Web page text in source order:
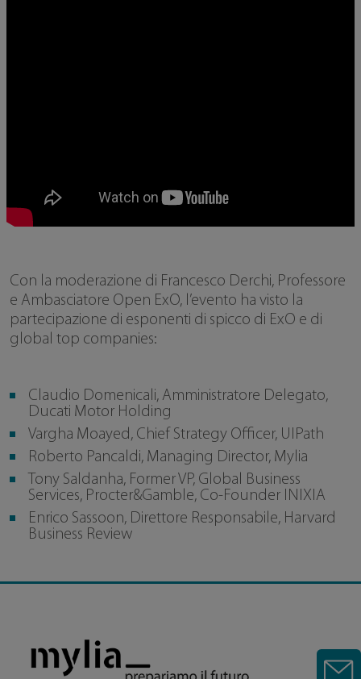
Con la moderazione di Francesco Derchi, Professore
e Ambasciatore Open ExO, l’evento ha visto la
partecipazione di esponenti di spicco di ExO e di
global top companies:
Claudio Domenicali, Amministratore Delegato,
Ducati Motor Holding
Vargha Moayed, Chief Strategy Officer, UIPath
Roberto Pancaldi, Managing Director, Mylia
Tony Saldanha, Former VP, Global Business
Services, Procter&Gamble, Co-Founder INIXIA
Enrico Sassoon, Direttore Responsabile, Harvard
Business Review